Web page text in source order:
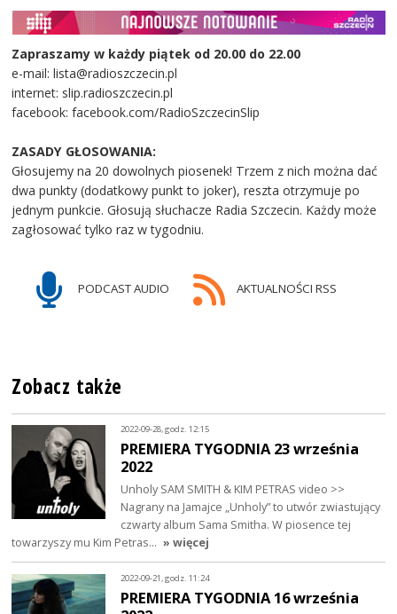
Zapraszamy w każdy piątek od 20.00 do 22.00
e-mail: lista@radioszczecin.pl
internet: slip.radioszczecin.pl
facebook: facebook.com/RadioSzczecinSlip
ZASADY GŁOSOWANIA:
Głosujemy na 20 dowolnych piosenek! Trzem z nich można dać
dwa punkty (dodatkowy punkt to joker), reszta otrzymuje po
jednym punkcie. Głosują słuchacze Radia Szczecin. Każdy może
zagłosować tylko raz w tygodniu.
PODCAST AUDIO AKTUALNOŚCI RSS
Zobacz także
2022-09-28, godz. 12:15
PREMIERA TYGODNIA 23 września
2022
Unholy SAM SMITH & KIM PETRAS video >>
Nagrany na Jamajce „Unholy” to utwór zwiastujący
czwarty album Sama Smitha. W piosence tej
towarzyszy mu Kim Petras… » więcej
2022-09-21, godz. 11:24
PREMIERA TYGODNIA 16 września